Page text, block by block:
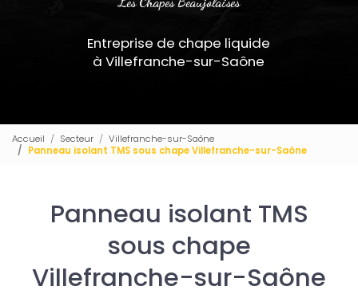
Entreprise de chape liquide
à Villefranche-sur-Saône
Accueil Secteur
Villefranche-sur-Saône
Panneau isolant TMS sous chape Villefranche-sur-Saône
Panneau isolant TMS
sous chape
Villefranche-sur-Saône